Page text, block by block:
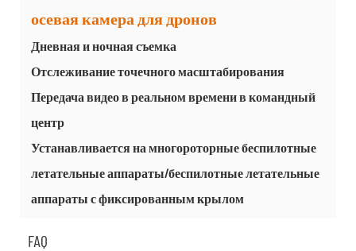
осевая камера для дронов
Дневная и ночная съемка
Отслеживание точечного масштабирования
Передача видео в реальном времени в командный
центр
Устанавливается на многороторные беспилотные
летательные аппараты/беспилотные летательные
аппараты с фиксированным крылом
FAQ